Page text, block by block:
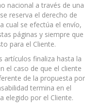
nacional a través de una
reserva el derecho de
cual se efectúa el envío,
páginas y siempre que
para el Cliente.
artículos finaliza hasta la
el caso de que el cliente
de la propuesta por
termina en el
elegido por el Cliente.